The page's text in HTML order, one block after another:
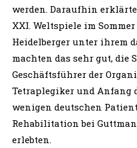
werden. Daraufhin
XXI. Weltspiele im
Heidelberger unter ihrem
machten das sehr gut, die
Geschäftsführer der
Tetraplegiker und Anfang
wenigen deutschen
Rehabilitation bei
erlebten.